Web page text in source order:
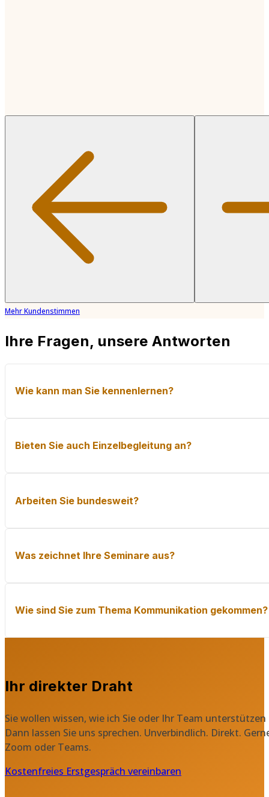
Mehr Kundenstimmen
Ihre Fragen, unsere Antworten
Wie kann man Sie kennenlernen?
Über meine kostenfreien Webinare, meinen Blog oder
Bieten Sie auch Einzelbegleitung an?
Ja, neben den Trainings begleite ich Führungskräfte
Arbeiten Sie bundesweit?
Ja. Ich biete Seminare, Coachings und
Was zeichnet Ihre Seminare aus?
Sie sind lebendig, interaktiv und realitätsnah. Ich
Wie sind Sie zum Thema Kommunikation gekommen?
Mitarbeitenden sind. Daraus ist mein zweites
Ihr direkter Draht
Sie wollen wissen, wie ich Sie oder Ihr Team unterstützen
Dann lassen Sie uns sprechen. Unverbindlich. Direkt.
Zoom oder Teams.
Kostenfreies Erstgespräch vereinbaren